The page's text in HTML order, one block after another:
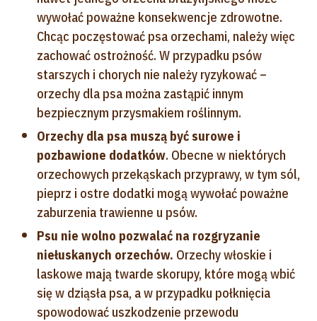
wywołać poważne konsekwencje zdrowotne.
Chcąc poczęstować psa orzechami, należy więc
zachować ostrożność. W przypadku psów
starszych i chorych nie należy ryzykować –
orzechy dla psa można zastąpić innym
bezpiecznym przysmakiem roślinnym.
Orzechy dla psa muszą być surowe i
pozbawione dodatków. Obecne w niektórych
orzechowych przekąskach przyprawy, w tym sól,
pieprz i ostre dodatki mogą wywołać poważne
zaburzenia trawienne u psów.
Psu nie wolno pozwalać na rozgryzanie
niełuskanych orzechów. Orzechy włoskie i
laskowe mają twarde skorupy, które mogą wbić
się w dziąsła psa, a w przypadku połknięcia
spowodować uszkodzenie przewodu